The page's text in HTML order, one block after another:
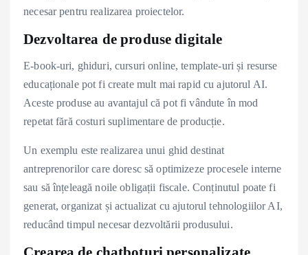
necesar pentru realizarea proiectelor.
Dezvoltarea de produse digitale
E-book-uri, ghiduri, cursuri online, template-uri și resurse
educaționale pot fi create mult mai rapid cu ajutorul AI.
Aceste produse au avantajul că pot fi vândute în mod
repetat fără costuri suplimentare de producție.
Un exemplu este realizarea unui ghid destinat
antreprenorilor care doresc să optimizeze procesele interne
sau să înțeleagă noile obligații fiscale. Conținutul poate fi
generat, organizat și actualizat cu ajutorul tehnologiilor AI,
reducând timpul necesar dezvoltării produsului.